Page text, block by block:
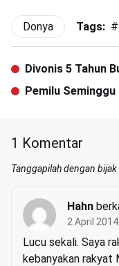
Donya Tags: #
Divonis 5 Tahun
Dieksekusi
Pemilu
1 Komentar
Tanggapilah dengan
Hahn
2 April
Lucu sekali. Saya
kebanyakan